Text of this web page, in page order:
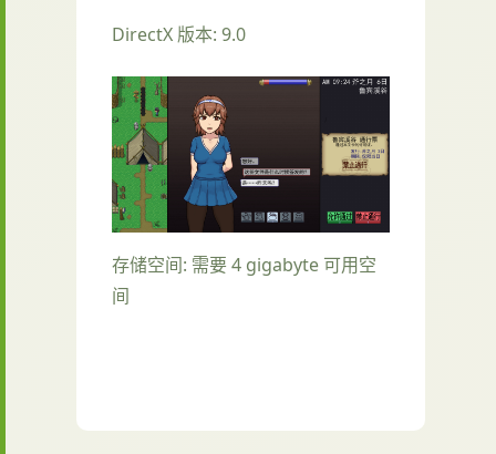
DirectX 版本: 9.0
存储空间: 需要 4 gigabyte 可用空
间